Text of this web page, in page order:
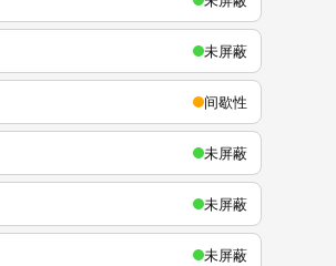
未屏蔽
间歇性
未屏蔽
未屏蔽
未屏蔽